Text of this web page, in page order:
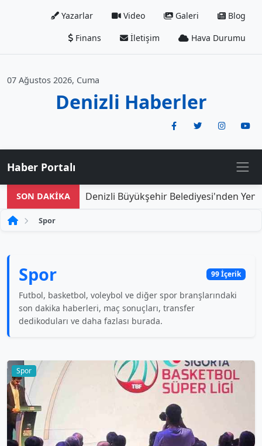
Yazarlar Video Galeri
Blog
Finans
İletişim Hava Durumu
07 Ağustos 2026, Cuma
Denizli Haberler
Haber Portalı
SON DAKİKA Denizli Büyükşehir Belediyesi'nden Yeni
Spor
Spor 99 İçerik
Futbol, basketbol, voleybol ve diğer spor branşlarındaki
son dakika haberleri, maç sonuçları, transfer
dedikoduları ve daha fazlası burada.
Spor